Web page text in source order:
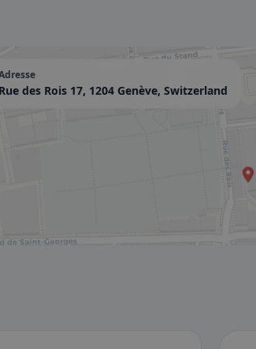
Rue des Rois 17, 1204 Genève, Switzerland